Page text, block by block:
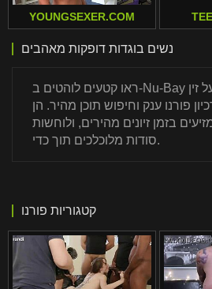
YOUNGSEXER.COM
נשים בוגדות דופקות מאהבים
ראו קטעים לוהטים ב-Nu-Bay עם נשים שרוכבות על זין
פורנו ענק וחיפוש תוכן מהיר. הן
בזמן זיונים מהירים, ולוחשות
סודות מלוכלכים תוך כדי.
קטגוריות פורנו